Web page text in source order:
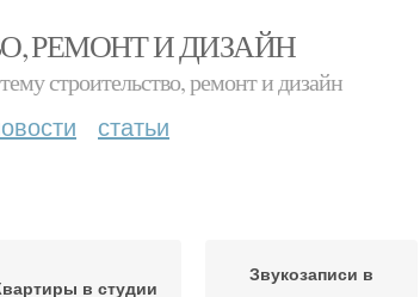
РЕМОНТ И ДИЗАЙН
строительство, ремонт и дизайн
статьи
в студии
Звукозаписи в